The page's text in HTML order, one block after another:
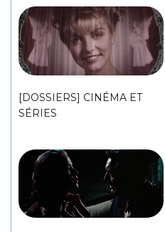
[DOSSIERS] CINÉMA ET
SÉRIES